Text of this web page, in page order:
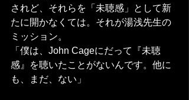
されど、それらを「未聴感」として新
たに開かなくては。それが湯浅先生の
ミッション。
「僕は、John Cageにだって『未聴
感』を聴いたことがないんです。他に
も、まだ、ない」